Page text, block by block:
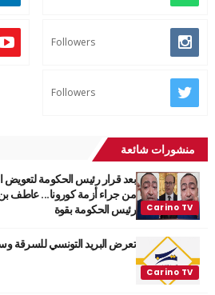
Followers
Followers
منشورات شائعة
بعد قرار رئيس الحكومة لتعويض
من جراء أزمة كورونا... عاطف
رئيس الحكومة بقوة
تعرض البريد التونسي للسرقة